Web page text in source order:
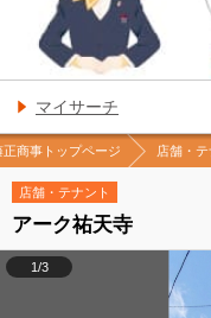
マイサーチ
正商事トップページ 店舗・テ
店舗・テナント
アーク祐天寺
1/3